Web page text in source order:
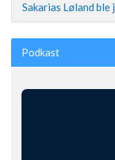
Sakarias Løland
Podkast